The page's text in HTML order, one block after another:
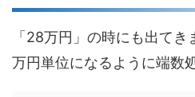
「28万円」の時にも出て
万円単位になるように端数